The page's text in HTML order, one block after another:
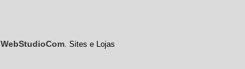
WebStudioCom . Sites e Lojas